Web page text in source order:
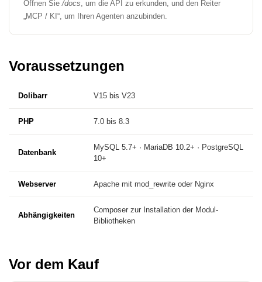
Öffnen Sie/docs, um die API zu erkunden, und den Reiter
„MCP / KI“, um Ihren Agenten anzubinden.
Voraussetzungen
Dolibarr V15 bis V23
PHP 7.0 bis 8.3
Datenbank
MySQL 5.7+ · MariaDB 10.2+ · PostgreSQL
10+
Webserver Apache mit mod_rewrite oder Nginx
Abhängigkeiten
Composer zur Installation der Modul-
Bibliotheken
Vor dem Kauf